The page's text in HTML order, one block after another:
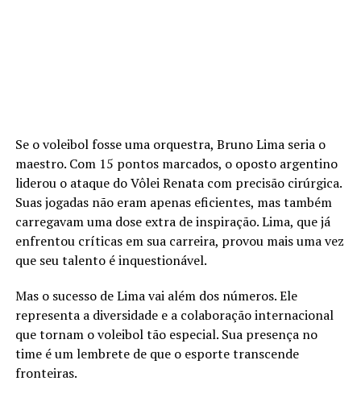
Se o voleibol fosse uma orquestra, Bruno Lima seria o
maestro. Com 15 pontos marcados, o oposto argentino
liderou o ataque do Vôlei Renata com precisão cirúrgica.
Suas jogadas não eram apenas eficientes, mas também
carregavam uma dose extra de inspiração. Lima, que já
enfrentou críticas em sua carreira, provou mais uma vez
que seu talento é inquestionável.
Mas o sucesso de Lima vai além dos números. Ele
representa a diversidade e a colaboração internacional
que tornam o voleibol tão especial. Sua presença no
time é um lembrete de que o esporte transcende
fronteiras.